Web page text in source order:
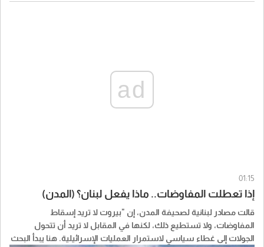
ad
01:15
إذا تعطلت المفاوضات.. ماذا يفعل لبنان؟ (المدن)
قالت مصادر لبنانية لصحيفة المدن، إن "بيروت لا تريد إسقاط
المفاوضات، ولا تستطيع ذلك، لكنها في المقابل لا تريد أن تتحول
الجولات إلى غطاء سياسي لاستمرار العمليات الإسرائيلية. هنا يبدأ البحث